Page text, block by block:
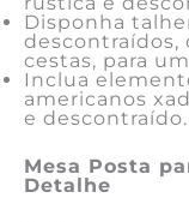
Disponha
descontraídos,
cestas, para
Inclua
americanos
e descontraído.
Mesa Posta
Detalhe